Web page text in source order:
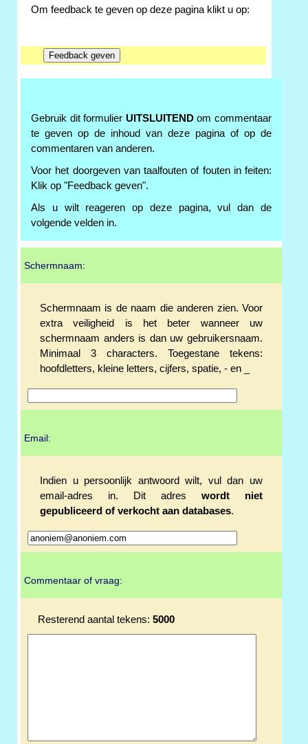
Om feedback te geven op deze pagina klikt u op:
Gebruik dit formulier UITSLUITENDom commentaar
te geven op de inhoud van deze pagina of op de
commentaren van anderen.
Voor het doorgeven van taalfouten of fouten in feiten:
Klik op "Feedback geven".
Als u wilt reageren op deze pagina, vul dan de
volgende velden in.
Schermnaam:
Schermnaam is de naam die anderen zien. Voor
extra veiligheid is het beter wanneer uw
schermnaam anders is dan uw gebruikersnaam.
Minimaal 3 characters. Toegestane tekens:
hoofdletters, kleine letters, cijfers, spatie, - en _
Email:
Indien u persoonlijk antwoord wilt, vul dan uw
email-adres in. Dit adres wordt niet
gepubliceerd of verkocht aan databases.
Commentaar of vraag:
Resterend aantal tekens: 5000